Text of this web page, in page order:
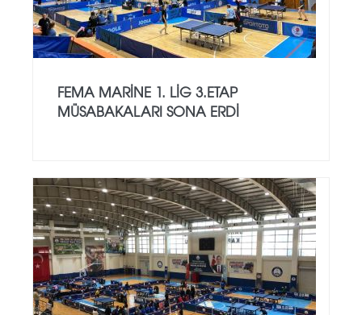
FEMA MARİNE 1. LİG 3.ETAP
MÜSABAKALARI SONA ERDİ